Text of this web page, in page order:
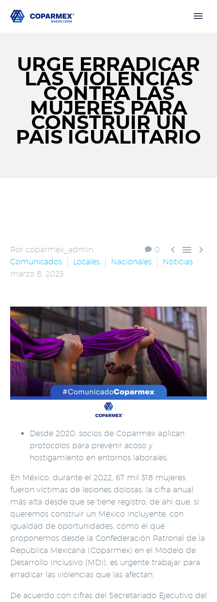
URGE ERRADICAR
LAS VIOLENCIAS
CONTRA LAS
MUJERES PARA
CONSTRUIR UN
PAÍS IGUALITARIO
0   
Por coparmex_admin
Comunicados
Locales Nacionales
Noticias
marzo 8, 2023
Desde 2020, socios de Coparmex aplican
protocolos para prevenir acoso y
hostigamiento en entornos laborales.
En México, durante el 2022, 67 mil 318 mujeres
fueron víctimas de lesiones dolosas, la cifra anual
más alta desde que se tiene registro; de ahí que, si
queremos construir un México incluyente, con
igualdad de oportunidades, como el que
proponemos desde la Confederación Patronal de la
República Mexicana (Coparmex) en el Modelo de
Desarrollo Inclusivo (MDI), es urgente trabajar para
erradicar las violencias que las afectan.
De acuerdo con cifras del Secretariado Ejecutivo del